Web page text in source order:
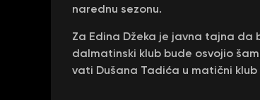
narednu sezonu.
Za Edina Džeka je javna tajna
dalmatinski klub bude osvojio
vati Dušana Tadića u matični klub